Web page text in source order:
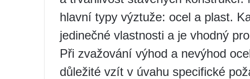
hlavní typy výztuže: ocel a plast.
jedinečné vlastnosti a je vhodný
Při zvažování výhod a nevýhod
důležité vzít v úvahu specifické